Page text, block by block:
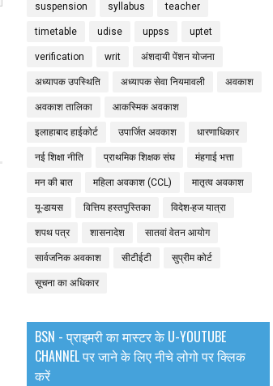
suspension syllabus teacher
timetable udise uppss uptet
verification writ अंशदायी पेंशन योजना
अध्यापक उपस्थिति अध्यापक सेवा नियमावली अवकाश
अवकाश तालिका आकस्मिक अवकाश
इलाहाबाद हाईकोर्ट उपार्जित अवकाश धारणाधिकार
नई शिक्षा नीति प्राथमिक शिक्षक संघ मंहगाई भत्ता
मन की बात महिला अवकाश (CCL) मातृत्व अवकाश
यू-डायस वित्तिय हस्तपुस्तिका विदेश-हज यात्रा
शपथ पत्र शासनादेश सातवां वेतन आयोग
सार्वजनिक अवकाश सीटीईटी सुप्रीम कोर्ट
सूचना का अधिकार
BSN - प्राइमरी का मास्टर के U-YOUTUBE
CHANNEL पर जाने के लिए नीचे लोगो पर क्लिक
करें